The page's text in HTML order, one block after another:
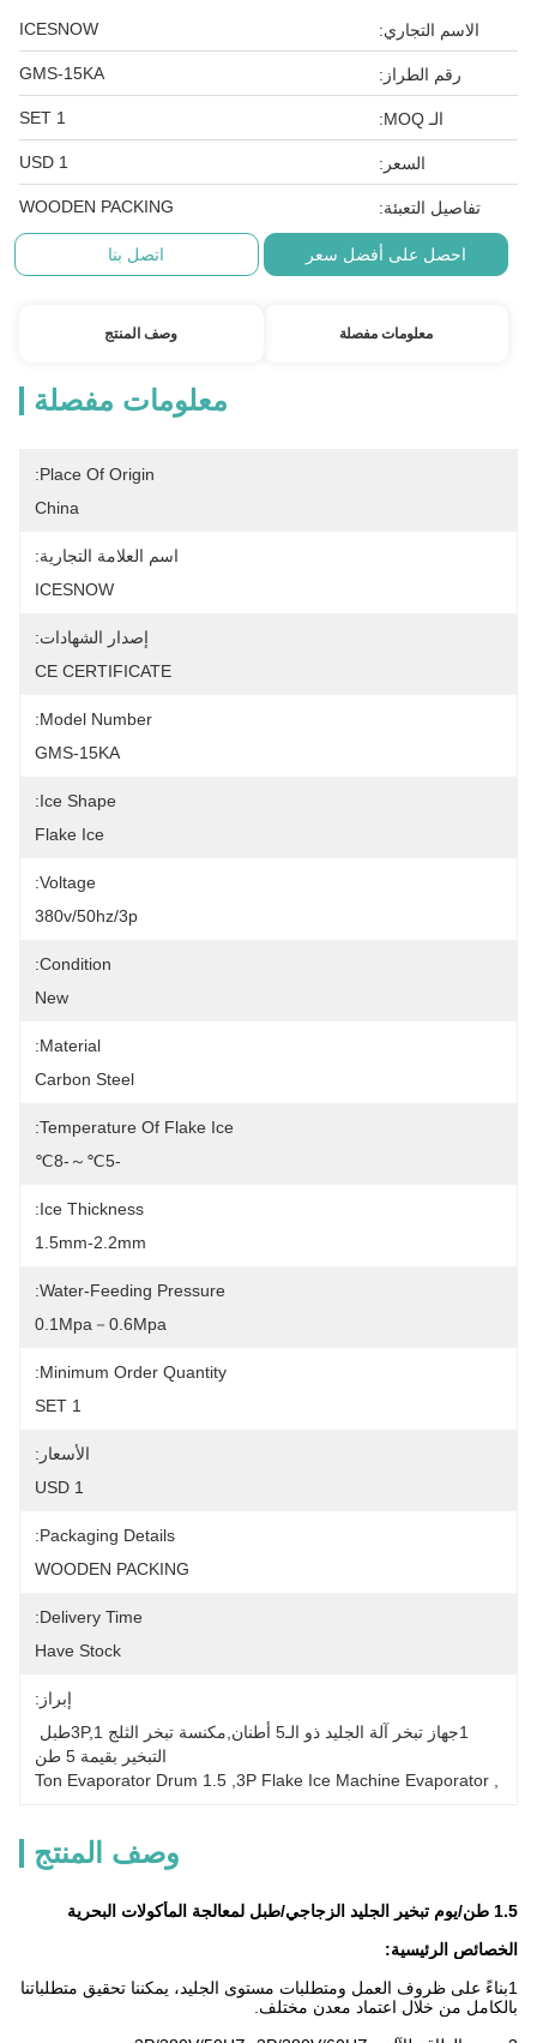
الاسم التجاري: ICESNOW
رقم الطراز: GMS-15KA
الـ MOQ: 1 SET
السعر: 1 USD
تفاصيل التعبئة: WOODEN PACKING
احصل على أفضل سعر اتصل بنا
معلومات مفصلة وصف المنتج
معلومات مفصلة
Place Of Origin:
China
اسم العلامة التجارية:
ICESNOW
إصدار الشهادات:
CE CERTIFICATE
Model Number:
GMS-15KA
Ice Shape:
Flake Ice
Voltage:
380v/50hz/3p
Condition:
New
Material:
Carbon Steel
Temperature Of Flake Ice:
-5℃～-8℃
Ice Thickness:
1.5mm-2.2mm
Water-Feeding Pressure:
0.1Mpa－0.6Mpa
Minimum Order Quantity:
1 SET
الأسعار:
1 USD
Packaging Details:
WOODEN PACKING
Delivery Time:
Have Stock
إبراز:
التبخير بقيمة 5 طن
3P Flake Ice Machine Evaporator
1.5 Ton Evaporator Drum
وصف المنتج
1.5 طن/يوم تبخير الجليد الزجاجي/طبل لمعالجة المأكولات البحرية
الخصائص الرئيسية:
1بناءً على ظروف العمل ومتطلبات مستوى الجليد، يمكننا تحقيق متطلباتنا
بالكامل من خلال اعتماد معدن مختلف.